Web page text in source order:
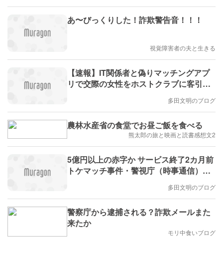
あ〜びっくりした！詐欺警告音！！！
視覚障害者の夫と生きる
【速報】IT関係者と偽りマッチングアプ
リで交際の女性をホストクラブに客引き
払った女性も 警視庁にコメントしまし
た。
多田文明のブログ
農林水産省の食堂でお昼ご飯を食べる
熊太郎の旅と映画と読書感想文2
5億円以上の赤字か サービス終了2カ月前
トケマッチ事件・警視庁（時事通信）に
多田文明のブログ
警察庁から逮捕される？詐欺メールまた
来たか
モリ中食いブログ